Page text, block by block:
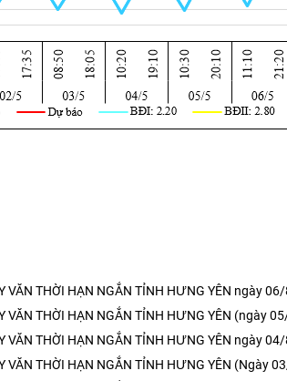
VĂN THỜI HẠN NGẮN TỈNH HƯNG YÊN ngày
VĂN THỜI HẠN NGẮN TỈNH HƯNG YÊN (ngày
VĂN THỜI HẠN NGẮN TỈNH HƯNG YÊN ngày
VĂN THỜI HẠN NGẮN TỈNH HƯNG YÊN (Ngày